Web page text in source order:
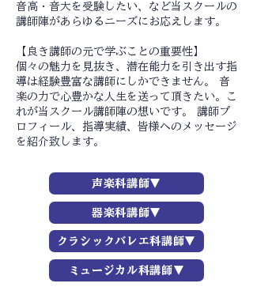
音高・音大を受験したい、など当スクールの
講師陣があらゆるニーズにお応えします。
【良き講師の元で学ぶことの重要性】
個々の魅力を見抜き、潜在能力を引き出す指
導は経験豊富な講師にしかできません。 音
楽の力で心豊かな人生を送って頂きたい。こ
れが当スクール講師陣の想いです。 講師プ
ロフィール、指導実績、皆様へのメッセージ
を紹介致します。
声楽科講師▼
器楽科講師▼
クラシックバレエ科講師▼
ミュージカル科講師▼